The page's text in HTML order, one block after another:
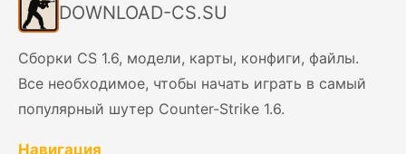
DOWNLOAD-CS.SU
Сборки CS 1.6, модели, карты, конфиги, файлы.
Все необходимое, чтобы начать играть в самый
популярный шутер Counter-Strike 1.6.
Навигация